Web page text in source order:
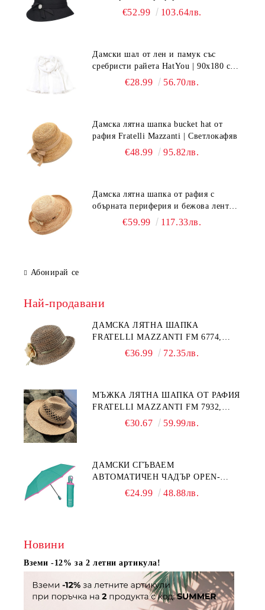
CF0376 | Черен
€52.99 103.64лв.
Дамски шал от лен и памук със
сребристи райета HatYou | 90x180 см |
€28.99 56.70лв.
Дамска лятна шапка bucket hat от
рафия Fratelli Mazzanti | Светлокафяв
€48.99 95.82лв.
Дамска лятна шапка от рафия с
обърната периферия и бежова лента
Fratelli Mazzanti | Натурален
€59.99 117.33лв.
Абонирай се
Най-продавани
ДАМСКА ЛЯТНА ШАПКА
FRATELLI MAZZANTI FM 6774,
НАТУРАЛЕН/ЖЪЛТО ЦВЕТЕ
€36.99 72.35лв.
МЪЖКА ЛЯТНА ШАПКА ОТ РАФИЯ
FRATELLI MAZZANTI FM 7932,
НАТУРАЛЕН
€30.67 59.99лв.
ДАМСКИ СГЪВАЕМ
АВТОМАТИЧЕН ЧАДЪР OPEN-
CLOSE | PERLETTI TECHNOLOGY
€24.99 48.88лв.
Новини
Вземи -12% за 2 летни артикула!